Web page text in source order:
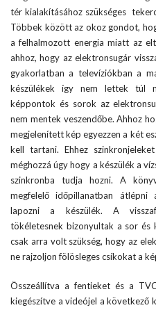
tér kialakításához szükséges
Többek között az okoz gondot,
a felhalmozott energia miatt az
ahhoz, hogy az elektronsugár
gyakorlatban a televíziókban a
készülékek így nem lettek túl
képpontok és sorok az
nem mentek veszendőbe. Ahhoz
megjelenített kép egyezzen a két
kell tartani. Ehhez
méghozzá úgy hogy a készülék a
szinkronba tudja hozni. A
megfelelő időpillanatban
lapozni a készülék. A
tökéletesnek bizonyultak a sor és
csak arra volt szükség, hogy az
ne rajzoljon fölösleges csíkokat a
Összeállítva a fentieket és a
kiegészítve a videójel a következő